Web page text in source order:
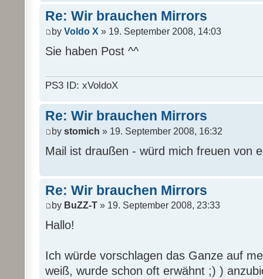
Re: Wir brauchen Mirrors
by Voldo X » 19. September 2008, 14:03
Sie haben Post ^^
PS3 ID: xVoldoX
Re: Wir brauchen Mirrors
by stomich » 19. September 2008, 16:32
Mail ist draußen - würd mich freuen von
Re: Wir brauchen Mirrors
by BuZZ-T » 19. September 2008, 23:33
Hallo!
Ich würde vorschlagen das Ganze auf
weiß, wurde schon oft erwähnt ;) )